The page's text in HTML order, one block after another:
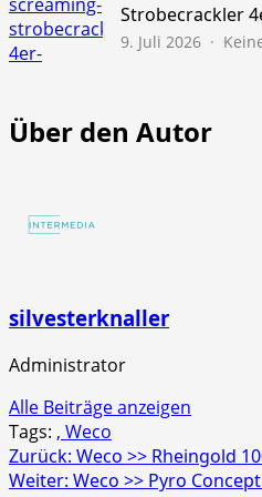
Strobecrackler
9. Juli 2026
Über den Autor
silvesterknaller
Administrator
Alle Beiträge anzeigen
Tags: , Weco
Beitragsnavigation
Zurück: Weco >> Rheingold
Weiter: Weco >> Pyro